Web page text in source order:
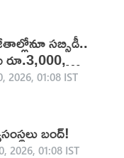
సబ్సిడీ..
రూ.3,000,
2026, 01:08 IST
బంద్!
2026, 01:08 IST